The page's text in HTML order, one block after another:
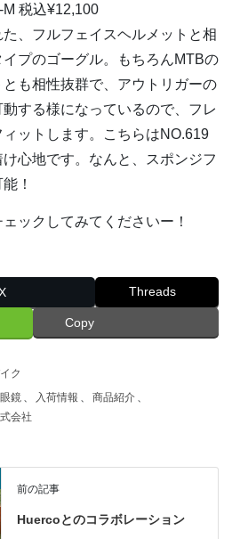
税込¥12,100
、フルフェイスヘルメットと相
プのゴーグル。もちろんMTBの
も相性抜群で、アウトリガーの
する様になっているので、フレ
ットします。こちらはNO.619
心地です。なんと、スポンジフ
！
ックしてみてくださいー！
Threads
Copy
ク
鏡 入荷情報 商品紹介
会社
前の記事
Huercoとのコラボレーション